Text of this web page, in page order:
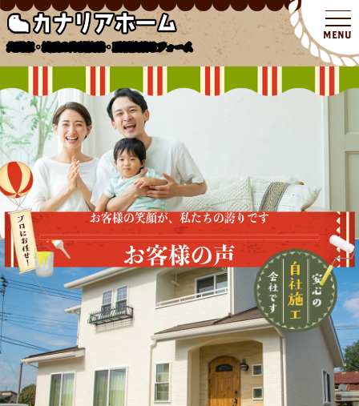
北関東・埼玉の外壁塗装・屋根塗装リフォーム
お客様の笑顔が、私たちの誇りです
お客様の声